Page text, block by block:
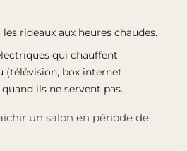
rideaux aux heures chaudes.
qui chauffent
(télévision, box internet,
ils ne servent pas.
un salon en période de